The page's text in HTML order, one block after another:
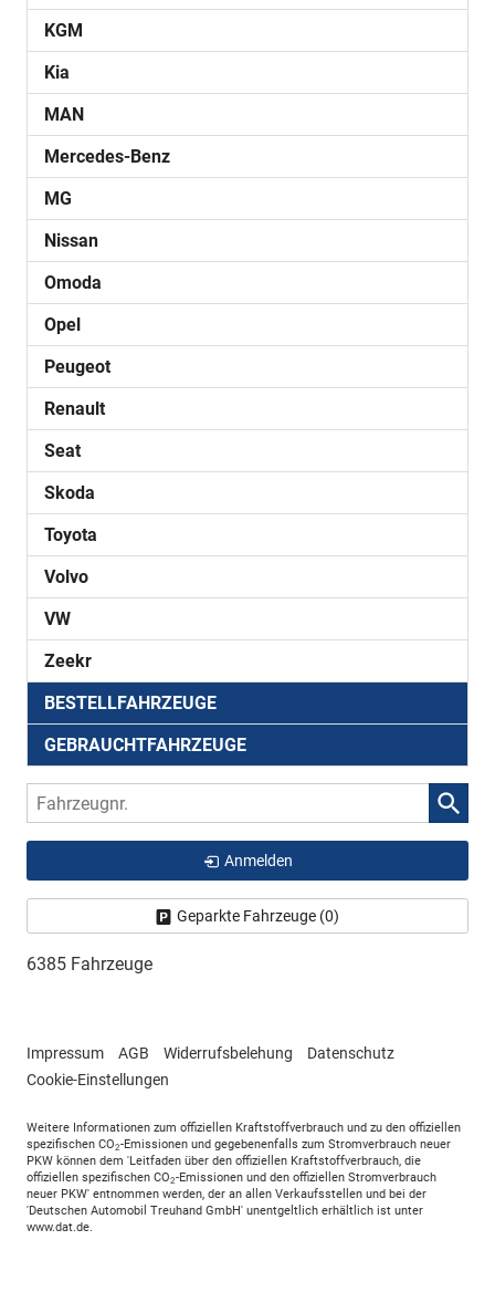
KGM
Kia
MAN
Mercedes-Benz
MG
Nissan
Omoda
Opel
Peugeot
Renault
Seat
Skoda
Toyota
Volvo
VW
Zeekr
BESTELLFAHRZEUGE
GEBRAUCHTFAHRZEUGE
Fahrzeugnr.
Anmelden
Geparkte Fahrzeuge (0)
6385 Fahrzeuge
Impressum AGB Widerrufsbelehung
Datenschutz
Cookie-Einstellungen
Weitere Informationen zum offiziellen Kraftstoffverbrauch und zu den offiziellen
spezifischen CO2-Emissionen und gegebenenfalls zum Stromverbrauch neuer
PKW können dem 'Leitfaden über den offiziellen Kraftstoffverbrauch, die
offiziellen spezifischen CO2-Emissionen und den offiziellen Stromverbrauch
neuer PKW' entnommen werden, der an allen Verkaufsstellen und bei der
'Deutschen Automobil Treuhand GmbH' unentgeltlich erhältlich ist unter
www.dat.de.